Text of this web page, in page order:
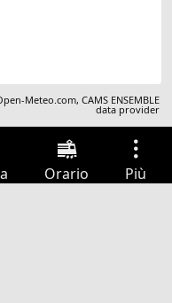
Meteo.com,CAMS ENSEMBLE
data provider
Orario Più